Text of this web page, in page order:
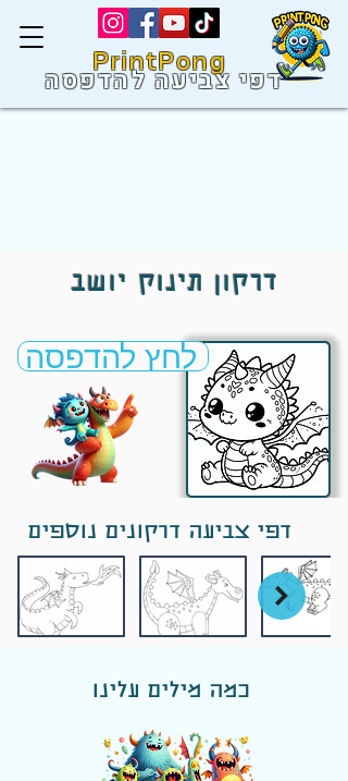
PrintPong
דפי צביעה להדפסה
דרקון תינוק יושב
לחץ להדפסה